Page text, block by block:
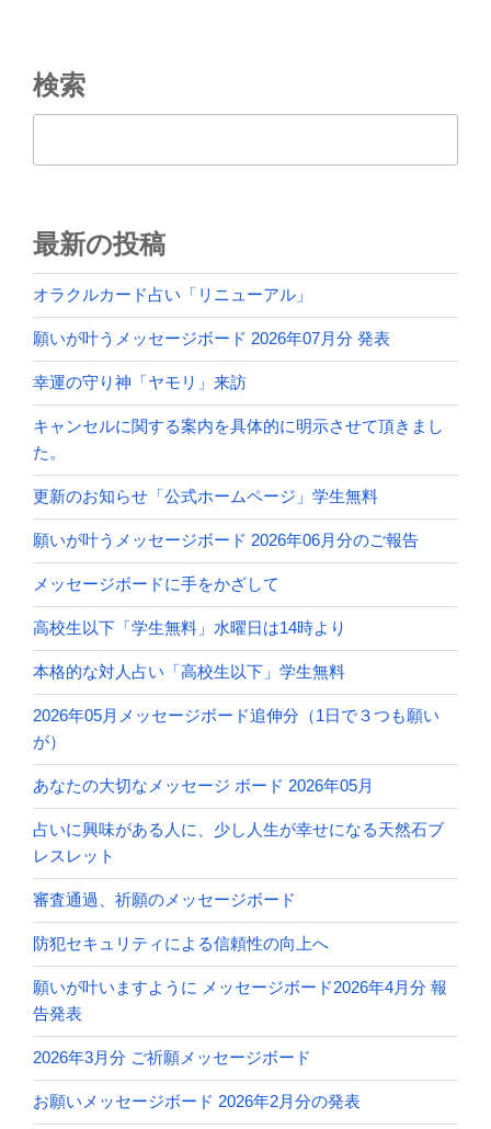
ー
シ
ン
検索
最新の投稿
オラクルカード占い「リニューアル」
願いが叶うメッセージボード 2026年07月分 発表
幸運の守り神「ヤモリ」来訪
キャンセルに関する案内を具体的に明示させて頂きまし
た。
更新のお知らせ「公式ホームページ」学生無料
願いが叶うメッセージボード 2026年06月分のご報告
メッセージボードに手をかざして
高校生以下「学生無料」水曜日は14時より
本格的な対人占い「高校生以下」学生無料
2026年05月メッセージボード追伸分（1日で３つも願い
が）
あなたの大切なメッセージ ボード 2026年05月
占いに興味がある人に、少し人生が幸せになる天然石ブ
レスレット
審査通過、祈願のメッセージボード
防犯セキュリティによる信頼性の向上へ
願いが叶いますように メッセージボード2026年4月分 報
告発表
2026年3月分 ご祈願メッセージボード
お願いメッセージボード 2026年2月分の発表